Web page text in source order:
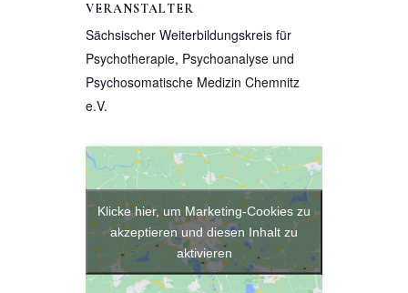
VERANSTALTER
Sächsischer Weiterbildungskreis für
Psychotherapie, Psychoanalyse und
Psychosomatische Medizin Chemnitz
e.V.
Klicke hier, um Marketing-Cookies zu
akzeptieren und diesen Inhalt zu
aktivieren